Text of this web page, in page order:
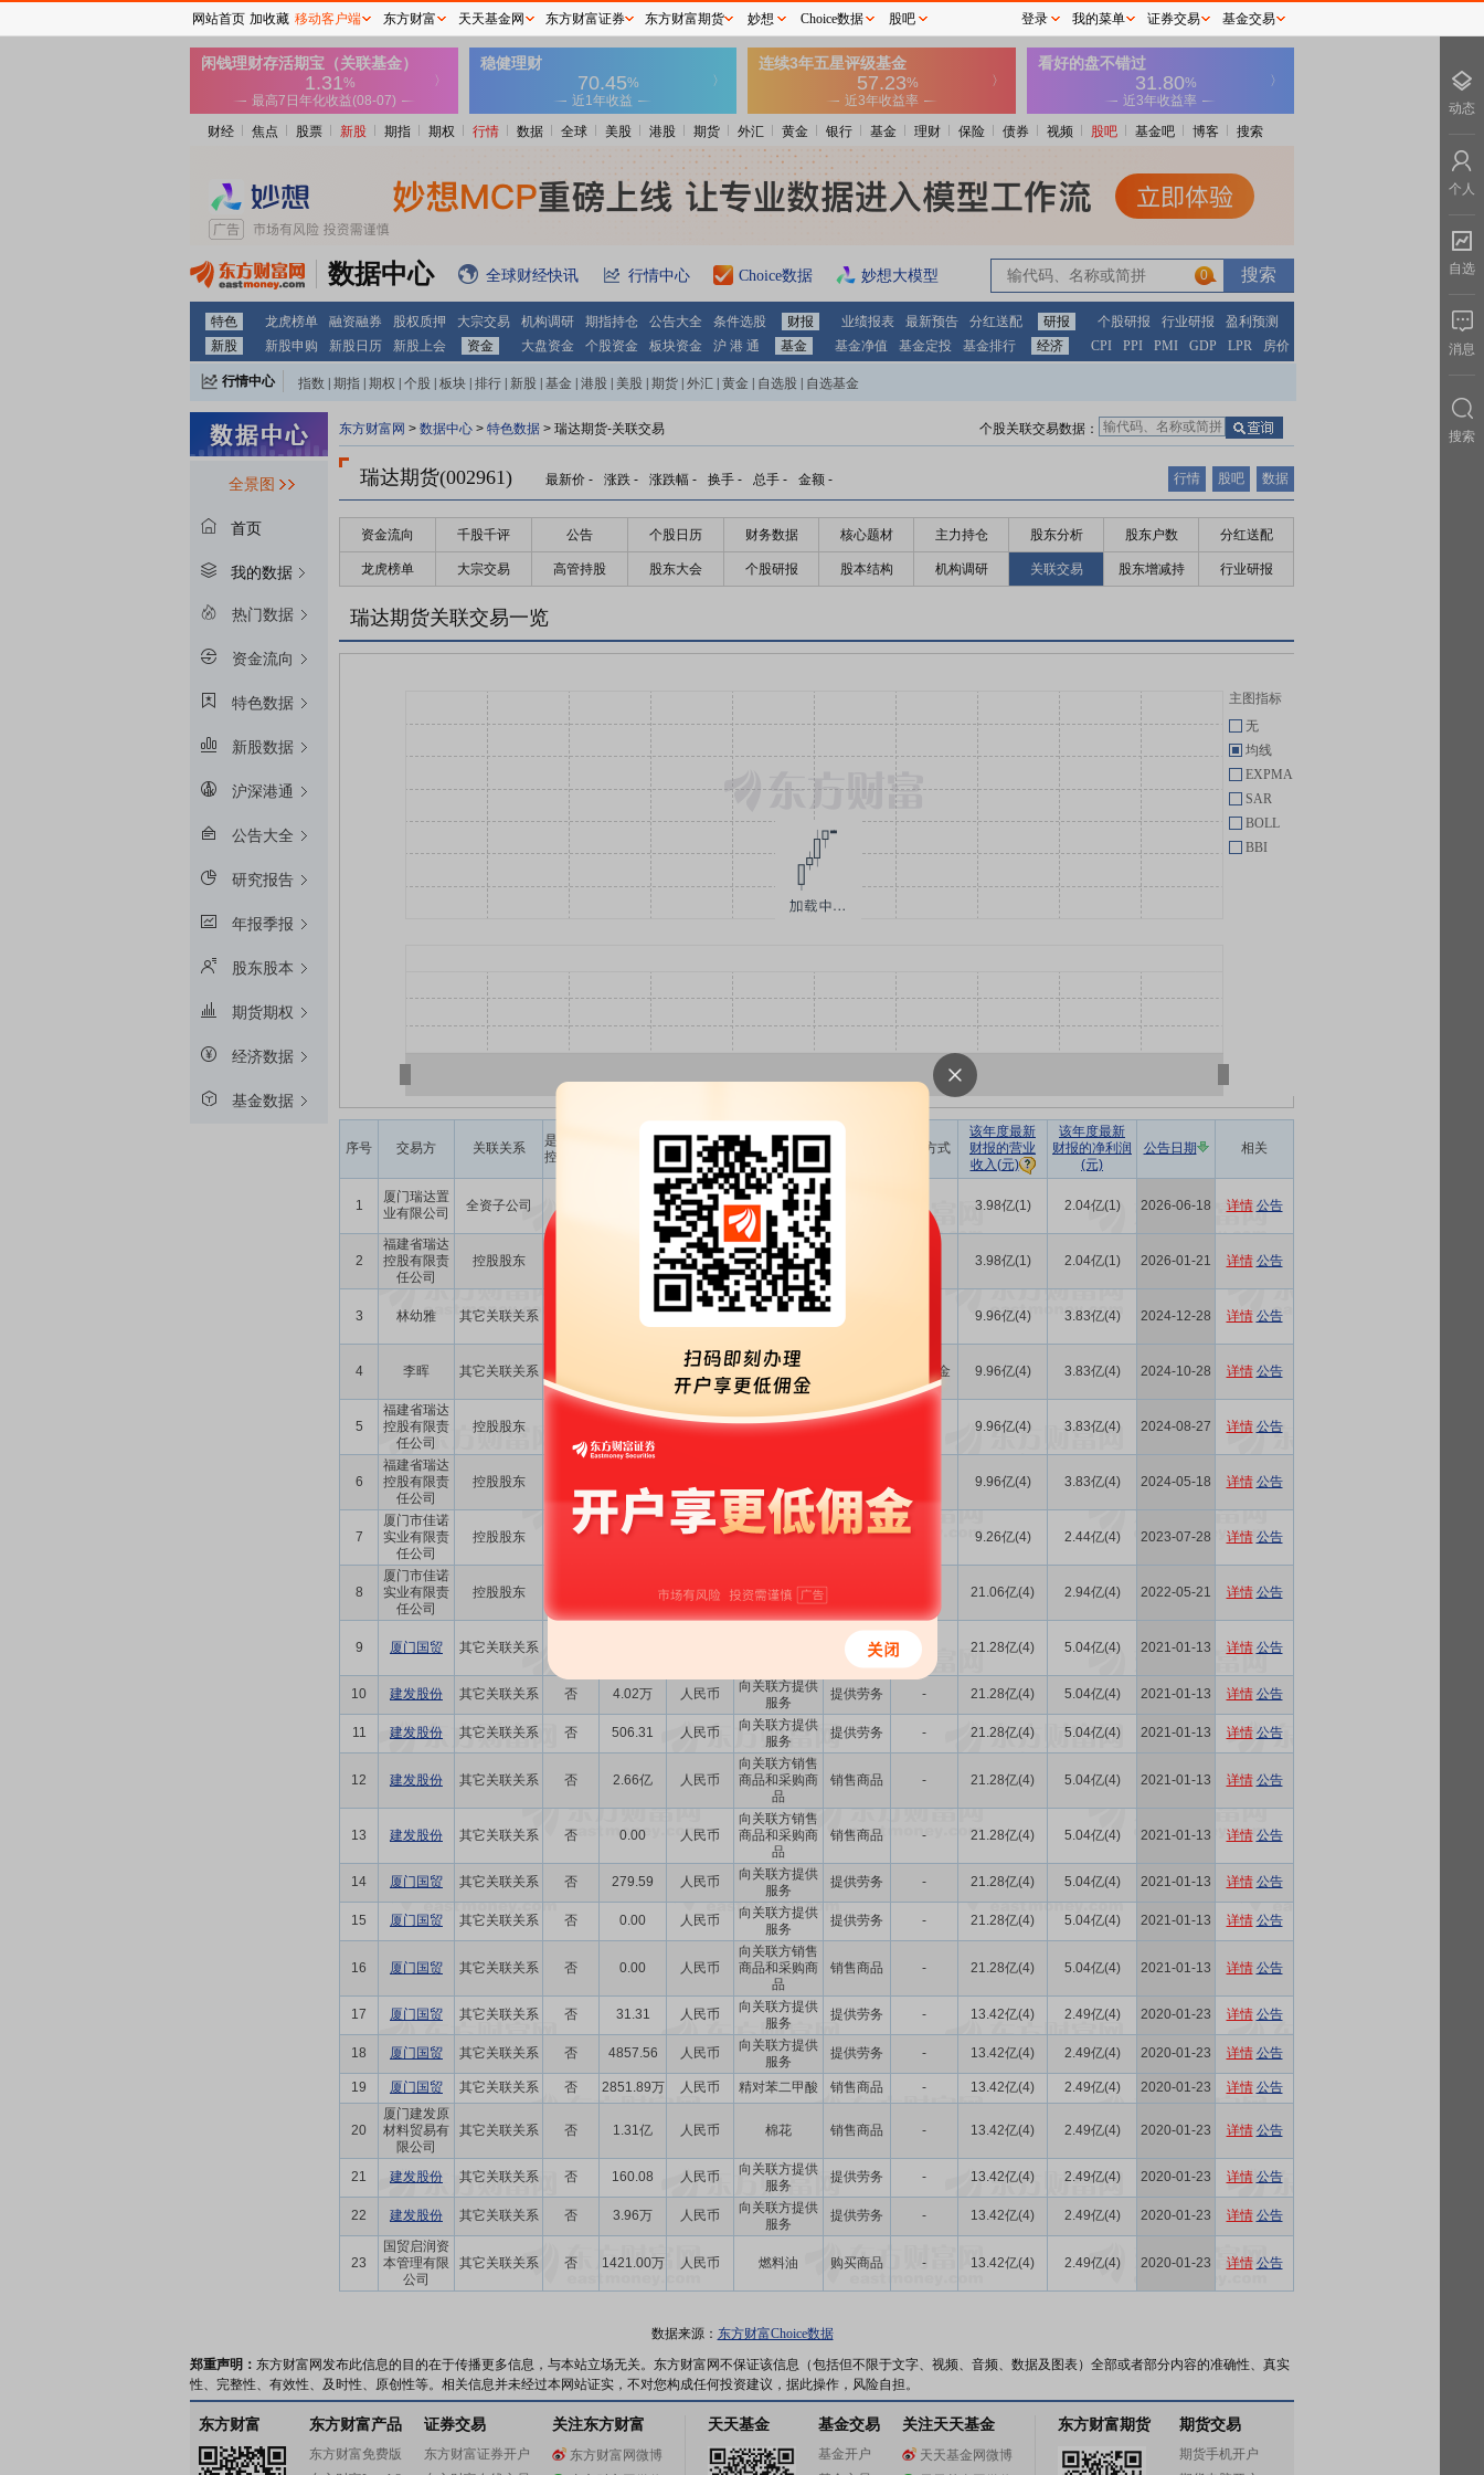
财经 焦点 股票 新股 期指 期权 行情 数据 全球 美股 港股 期货 外汇 黄金 银行 基金 理财 保险 债券 视频 股吧 基金吧 博客 搜索
数据中心 全球财经快讯 行情中心 Choice数据 妙想大模型 0
特色 龙虎榜单 融资融券 股权质押 大宗交易 机构调研 期指持仓 公告大全 条件选股 财报 业绩报表 最新预告 分红送配 研报 个股研报 行业研报
盈利预测
新股
新股申购 新股日历 新股上会 资金 大盘资金 个股资金 板块资金 沪 港 通 基金 基金净值 基金定投 基金排行 经济 CPI PPI PMI GDP LPR 房价
行情中心 指数 期指 期权 个股 板块 排行 新股 基金 港股 美股 期货 外汇 黄金 自选股 自选基金
全景图
首页
我的数据
热门数据
资金流向
特色数据
新股数据
沪深港通
公告大全
研究报告
年报季报
股东股本
期货期权
经济数据
基金数据
东方财富网 > 数据中心 > 特色数据 > 瑞达期货-关联交易 个股关联交易数据：
瑞达期货(002961) 最新价 - 涨跌 - 涨跌幅 - 换手 - 总手 - 金额 - 行情 股吧 数据
资金流向 千股千评 公告 个股日历 财务数据 核心题材 主力持仓 股东分析 股东户数 分红送配
龙虎榜单 大宗交易 高管持股 股东大会 个股研报 股本结构 机构调研 关联交易 股东增减持 行业研报
瑞达期货关联交易一览
主图指标
无
均线
EXPMA
SAR
BOLL
BBI
序号 交易方 关联关系
是否存在
控制关系
交易金额
币种 交易简介 支付方式
该年度最新
财报的营业
收入(元)
该年度最新
财报的净利润
(元)
公告日期 相关
1
厦门瑞达置
业有限公司
全资子公司
瑞达期货股份
有限公司(以下
简...
3.98亿(1) 2.04亿(1) 2026-06-18 详情 公告
2
福建省瑞达
控股有限责
任公司
控股股东 14.00亿 人民币
根据子公司(包
括下属全资、
控...
3.98亿(1) 2.04亿(1) 2026-01-21 详情 公告
3 林幼雅 其它关联关系 8000.00万 人民币
为了提高自有
资金使用效率,
资产收购 9.96亿(4) 3.83亿(4) 2024-12-28 详情 公告
4 李晖 其它关联关系 人民币
为了提高自有
资金使用效率,
优...
自有资金 9.96亿(4) 3.83亿(4) 2024-10-28 详情 公告
5
福建省瑞达
控股有限责
任公司
控股股东 1.00亿 人民币
为了进一步提
高自有资金的
资产收购 9.96亿(4) 3.83亿(4) 2024-08-27 详情 公告
6
福建省瑞达
控股有限责
任公司
控股股东
及资...
9.96亿(4) 3.83亿(4) 2024-05-18 详情 公告
7
厦门市佳诺
实业有限责
任公司
控股股东 是
厦门佳诺拟追
加使用不超过1 其他交易 9.26亿(4) 2.44亿(4) 2023-07-28 详情 公告
8
厦门市佳诺
实业有限责
任公司
控股股东 人民币
资金使用效率
及资...
21.06亿(4) 2.94亿(4) 2022-05-21 详情 公告
9 厦门国贸 其它关联关系 销售商品 21.28亿(4) 5.04亿(4) 2021-01-13 详情 公告
10 建发股份 其它关联关系 否 4.02万 人民币
向关联方提供
服务
提供劳务 - 21.28亿(4) 5.04亿(4) 2021-01-13 详情 公告
11 建发股份 其它关联关系 否 506.31 人民币
向关联方提供
服务
提供劳务 - 21.28亿(4) 5.04亿(4) 2021-01-13 详情 公告
12 建发股份 其它关联关系 否 2.66亿 人民币
向关联方销售
商品和采购商
品
销售商品 - 21.28亿(4) 5.04亿(4) 2021-01-13 详情 公告
13 建发股份 其它关联关系 否 0.00 人民币
向关联方销售
商品和采购商
品
销售商品 - 21.28亿(4) 5.04亿(4) 2021-01-13 详情 公告
14 厦门国贸 其它关联关系 否 279.59 人民币
向关联方提供
服务
提供劳务 - 21.28亿(4) 5.04亿(4) 2021-01-13 详情 公告
15 厦门国贸 其它关联关系 否 0.00 人民币
向关联方提供
服务
提供劳务 - 21.28亿(4) 5.04亿(4) 2021-01-13 详情 公告
16 厦门国贸 其它关联关系 否 0.00 人民币
向关联方销售
商品和采购商
品
销售商品 - 21.28亿(4) 5.04亿(4) 2021-01-13 详情 公告
17 厦门国贸 其它关联关系 否 31.31 人民币
向关联方提供
服务
提供劳务 - 13.42亿(4) 2.49亿(4) 2020-01-23 详情 公告
18 厦门国贸 其它关联关系 否 4857.56 人民币
向关联方提供
服务
提供劳务 - 13.42亿(4) 2.49亿(4) 2020-01-23 详情 公告
19 厦门国贸 其它关联关系 否 2851.89万 人民币 精对苯二甲酸 销售商品 - 13.42亿(4) 2.49亿(4) 2020-01-23 详情 公告
20
厦门建发原
材料贸易有
限公司
其它关联关系 否 1.31亿 人民币 棉花 销售商品 - 13.42亿(4) 2.49亿(4) 2020-01-23 详情 公告
21 建发股份 其它关联关系 否 160.08 人民币
向关联方提供
服务
提供劳务 - 13.42亿(4) 2.49亿(4) 2020-01-23 详情 公告
22 建发股份 其它关联关系 否 3.96万 人民币
向关联方提供
服务
提供劳务 - 13.42亿(4) 2.49亿(4) 2020-01-23 详情 公告
23
国贸启润资
本管理有限
公司
其它关联关系 否 1421.00万 人民币 燃料油 购买商品 - 13.42亿(4) 2.49亿(4) 2020-01-23 详情 公告
数据来源： 东方财富Choice数据
郑重声明： 东方财富网发布此信息的目的在于传播更多信息，与本站立场无关。东方财富网不保证该信息（包括但不限于文字、视频、音频、数据及图表）全部或者部分内容的准确性、真实
性、完整性、有效性、及时性、原创性等。相关信息并未经过本网站证实，不对您构成任何投资建议，据此操作，风险自担。
东方财富 东方财富产品
东方财富免费版
证券交易
东方财富证券开户
关注东方财富
东方财富网微博
天天基金 基金交易
基金开户
关注天天基金
天天基金网微博
东方财富期货 期货交易
期货手机开户
网站首页 加收藏 移动客户端 东方财富 天天基金网 东方财富证券 东方财富期货 妙想 Choice数据 股吧 登录 我的菜单 证券交易 基金交易
动态
个人
自选
消息
搜索